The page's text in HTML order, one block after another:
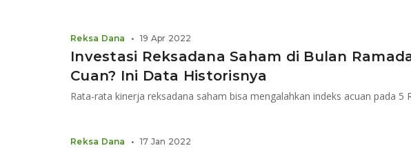
Investasi Reksadana Saham di Bulan
Cuan? Ini Data Historisnya
Rata-rata kinerja reksadana saham bisa mengalahkan indeks acuan pada 5
Reksa Dana • 19 Apr 2022
Reksa Dana • 17 Jan 2022